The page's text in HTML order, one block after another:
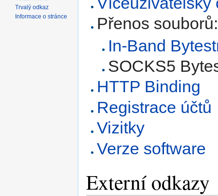
Přenos souborů:
In-Band
SOCKS5
HTTP Binding
Registrace účtů
Vizitky
Verze software
Externí odkazy
Trvalý odkaz
Informace o stránce